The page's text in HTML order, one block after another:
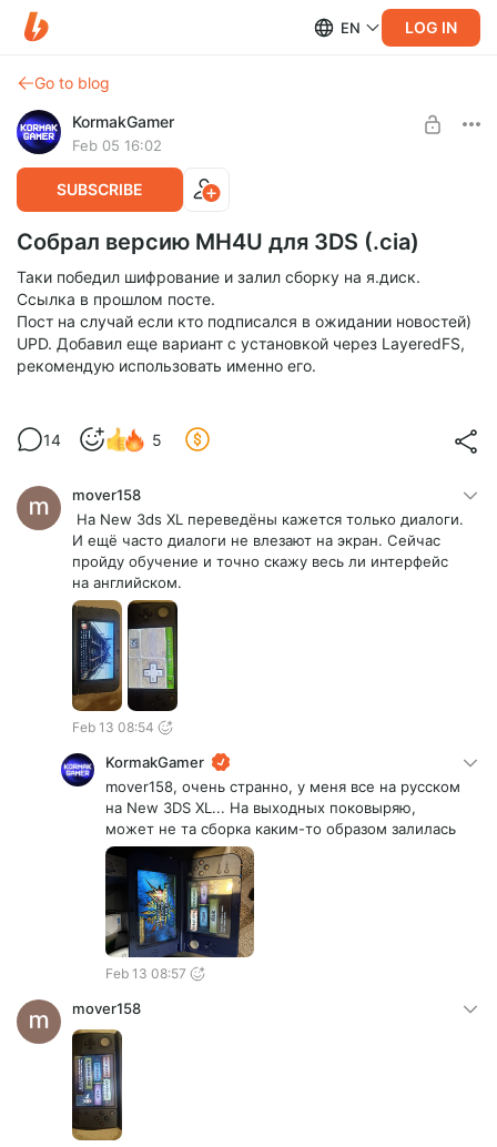
EN LOG IN
Go to blog
KormakGamer
Feb 05 16:02
SUBSCRIBE
Собрал версию MH4U для 3DS (.cia)
Таки победил шифрование и залил сборку на я.диск.
Ссылка в прошлом посте.
Пост на случай если кто подписался в ожидании новостей)
UPD. Добавил еще вариант с установкой через LayeredFS,
рекомендую использовать именно его.
14 5
mover158
На New 3ds XL переведёны кажется только диалоги.
И ещё часто диалоги не влезают на экран. Сейчас
пройду обучение и точно скажу весь ли интерфейс
на английском.
Feb 13 08:54
KormakGamer
mover158, очень странно, у меня все на русском
на New 3DS XL... На выходных поковыряю,
может не та сборка каким-то образом залилась
Feb 13 08:57
mover158